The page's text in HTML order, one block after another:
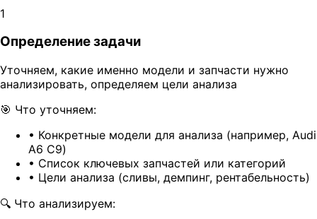
1
Определение задачи
Уточняем, какие именно модели и запчасти нужно
анализировать, определяем цели анализа
🎯 Что уточняем:
• Конкретные модели для анализа (например, Audi
A6 C9)
• Список ключевых запчастей или категорий
• Цели анализа (сливы, демпинг, рентабельность)
🔍 Что анализируем: